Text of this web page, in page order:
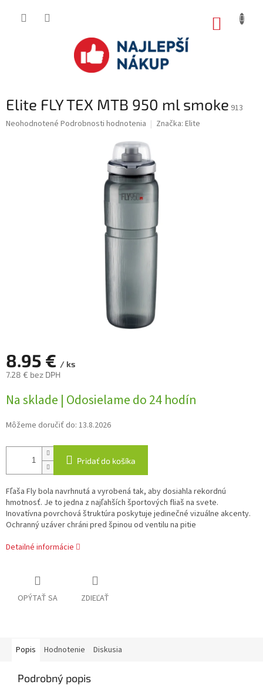
Elite FLY TEX MTB 950 ml smoke 913
Priemerné
Neohodnotené Podrobnosti hodnotenia Značka: Elite
8.95 € / ks
7.28 € bez DPH
cena:
Na sklade | Odosielame do 24 hodín
Môžeme doručiť do: 13.8.2026
Pridať do košíka
Fľaša Fly bola navrhnutá a vyrobená tak, aby dosiahla rekordnú
hmotnosť. Je to jedna z najľahších športových fliaš na svete.
Inovatívna povrchová štruktúra poskytuje jedinečné vizuálne akcenty.
Ochranný uzáver chráni pred špinou od ventilu na pitie
Detailné informácie
OPÝTAŤ SA ZDIEĽAŤ
Popis Hodnotenie Diskusia
Podrobný popis